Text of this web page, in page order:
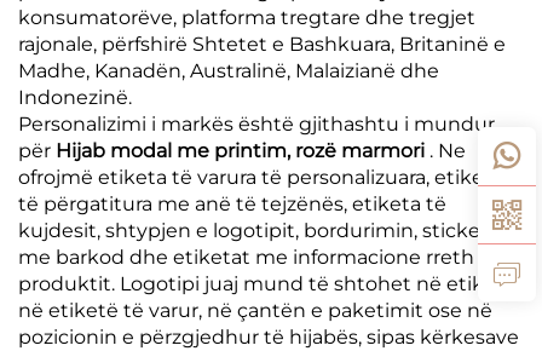
konsumatorëve, platforma tregtare dhe tregjet
rajonale, përfshirë Shtetet e Bashkuara, Britaninë e
Madhe, Kanadën, Australinë, Malaizianë dhe
Indonezinë.
Personalizimi i markës është gjithashtu i mundur
për Hijab modal me printim, rozë marmori . Ne
ofrojmë etiketa të varura të personalizuara, etiketa
të përgatitura me anë të tejzënës, etiketa të
kujdesit, shtypjen e logotipit, bordurimin, stickerët
me barkod dhe etiketat me informacione rreth
produktit. Logotipi juaj mund të shtohet në etiketë,
në etiketë të varur, në çantën e paketimit ose në
pozicionin e përzgjedhur të hijabës, sipas kërkesave